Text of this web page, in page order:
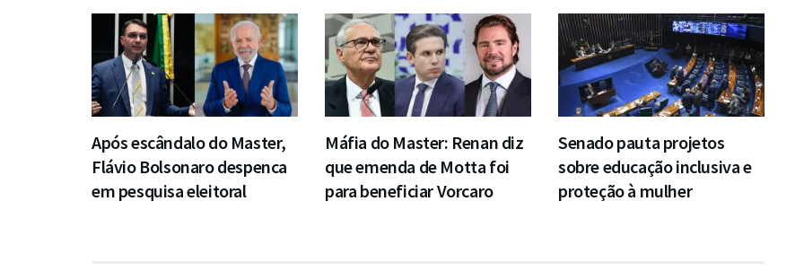
Após escândalo do Master,
Flávio Bolsonaro despenca
em pesquisa eleitoral
Máfia do Master: Renan diz
que emenda de Motta foi
para beneficiar Vorcaro
Senado pauta projetos
sobre educação inclusiva e
proteção à mulher